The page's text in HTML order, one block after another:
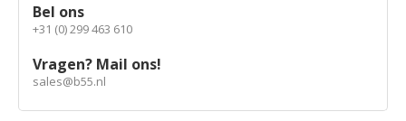
Bel ons
+31 (0) 299 463 610
Vragen? Mail ons!
sales@b55.nl